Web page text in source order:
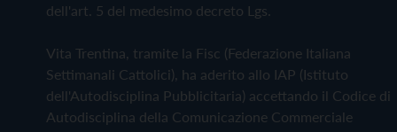
dell'art. 5 del medesimo decreto Lgs.
Vita Trentina, tramite la Fisc (Federazione Italiana
Settimanali Cattolici), ha aderito allo IAP (Istituto
dell'Autodisciplina Pubblicitaria) accettando il Codice di
Autodisciplina della Comunicazione Commerciale